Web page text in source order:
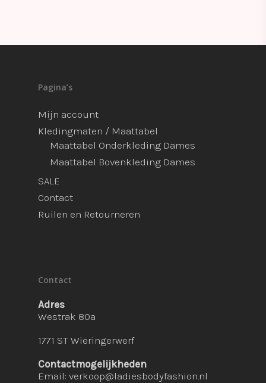
Pagina’s
Mijn account
Kledingmaten / Maattabel
Maattabel Onderkleding Dames
Maattabel Bovenkleding Dames
SALE
Contact
Ruilen en Retourneren
Contact
Adres
Westrak 80a
1771 ST Wieringerwerf
Contactmogelijkheden
Email: verkoop@ladiesbodyfashion.nl